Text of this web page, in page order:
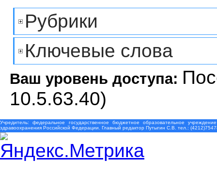
Рубрики
Ключевые слова
Ваш уровень доступа:
10.5.63.40)
Учредитель: федеральное государственное бюджетное образовательное
здравоохранения Российской Федерации. Главный редактор Путыгин С.В. тел.: